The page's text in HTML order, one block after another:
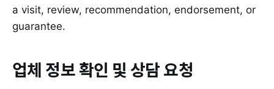
a visit, review, recommendation, endorsement, or
guarantee.
업체 정보 확인 및 상담 요청